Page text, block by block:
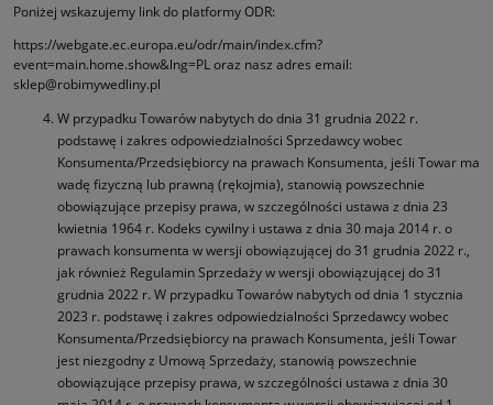
Poniżej wskazujemy link do platformy ODR:
https://webgate.ec.europa.eu/odr/main/index.cfm?
event=main.home.show&lng=PL oraz nasz adres email:
sklep@robimywedliny.pl
W przypadku Towarów nabytych do dnia 31 grudnia 2022 r.
podstawę i zakres odpowiedzialności Sprzedawcy wobec
Konsumenta/Przedsiębiorcy na prawach Konsumenta, jeśli Towar ma
wadę fizyczną lub prawną (rękojmia), stanowią powszechnie
obowiązujące przepisy prawa, w szczególności ustawa z dnia 23
kwietnia 1964 r. Kodeks cywilny i ustawa z dnia 30 maja 2014 r. o
prawach konsumenta w wersji obowiązującej do 31 grudnia 2022 r.,
jak również Regulamin Sprzedaży w wersji obowiązującej do 31
grudnia 2022 r. W przypadku Towarów nabytych od dnia 1 stycznia
2023 r. podstawę i zakres odpowiedzialności Sprzedawcy wobec
Konsumenta/Przedsiębiorcy na prawach Konsumenta, jeśli Towar
jest niezgodny z Umową Sprzedaży, stanowią powszechnie
obowiązujące przepisy prawa, w szczególności ustawa z dnia 30